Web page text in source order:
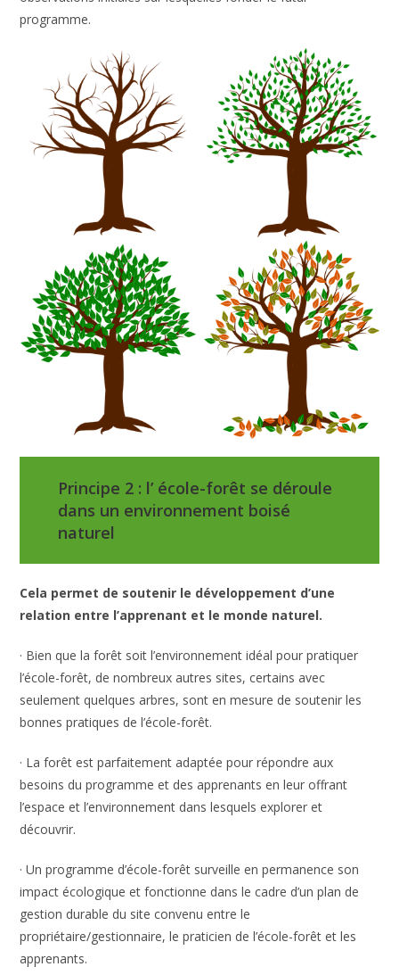
programme.
Principe 2 : l’ école-forêt se déroule
dans un environnement boisé
naturel
Cela permet de soutenir le développement d’une
relation entre l’apprenant et le monde naturel.
· Bien que la forêt soit l’environnement idéal pour pratiquer
l’école-forêt, de nombreux autres sites, certains avec
seulement quelques arbres, sont en mesure de soutenir les
bonnes pratiques de l’école-forêt.
· La forêt est parfaitement adaptée pour répondre aux
besoins du programme et des apprenants en leur offrant
l’espace et l’environnement dans lesquels explorer et
découvrir.
· Un programme d’école-forêt surveille en permanence son
impact écologique et fonctionne dans le cadre d’un plan de
gestion durable du site convenu entre le
propriétaire/gestionnaire, le praticien de l’école-forêt et les
apprenants.